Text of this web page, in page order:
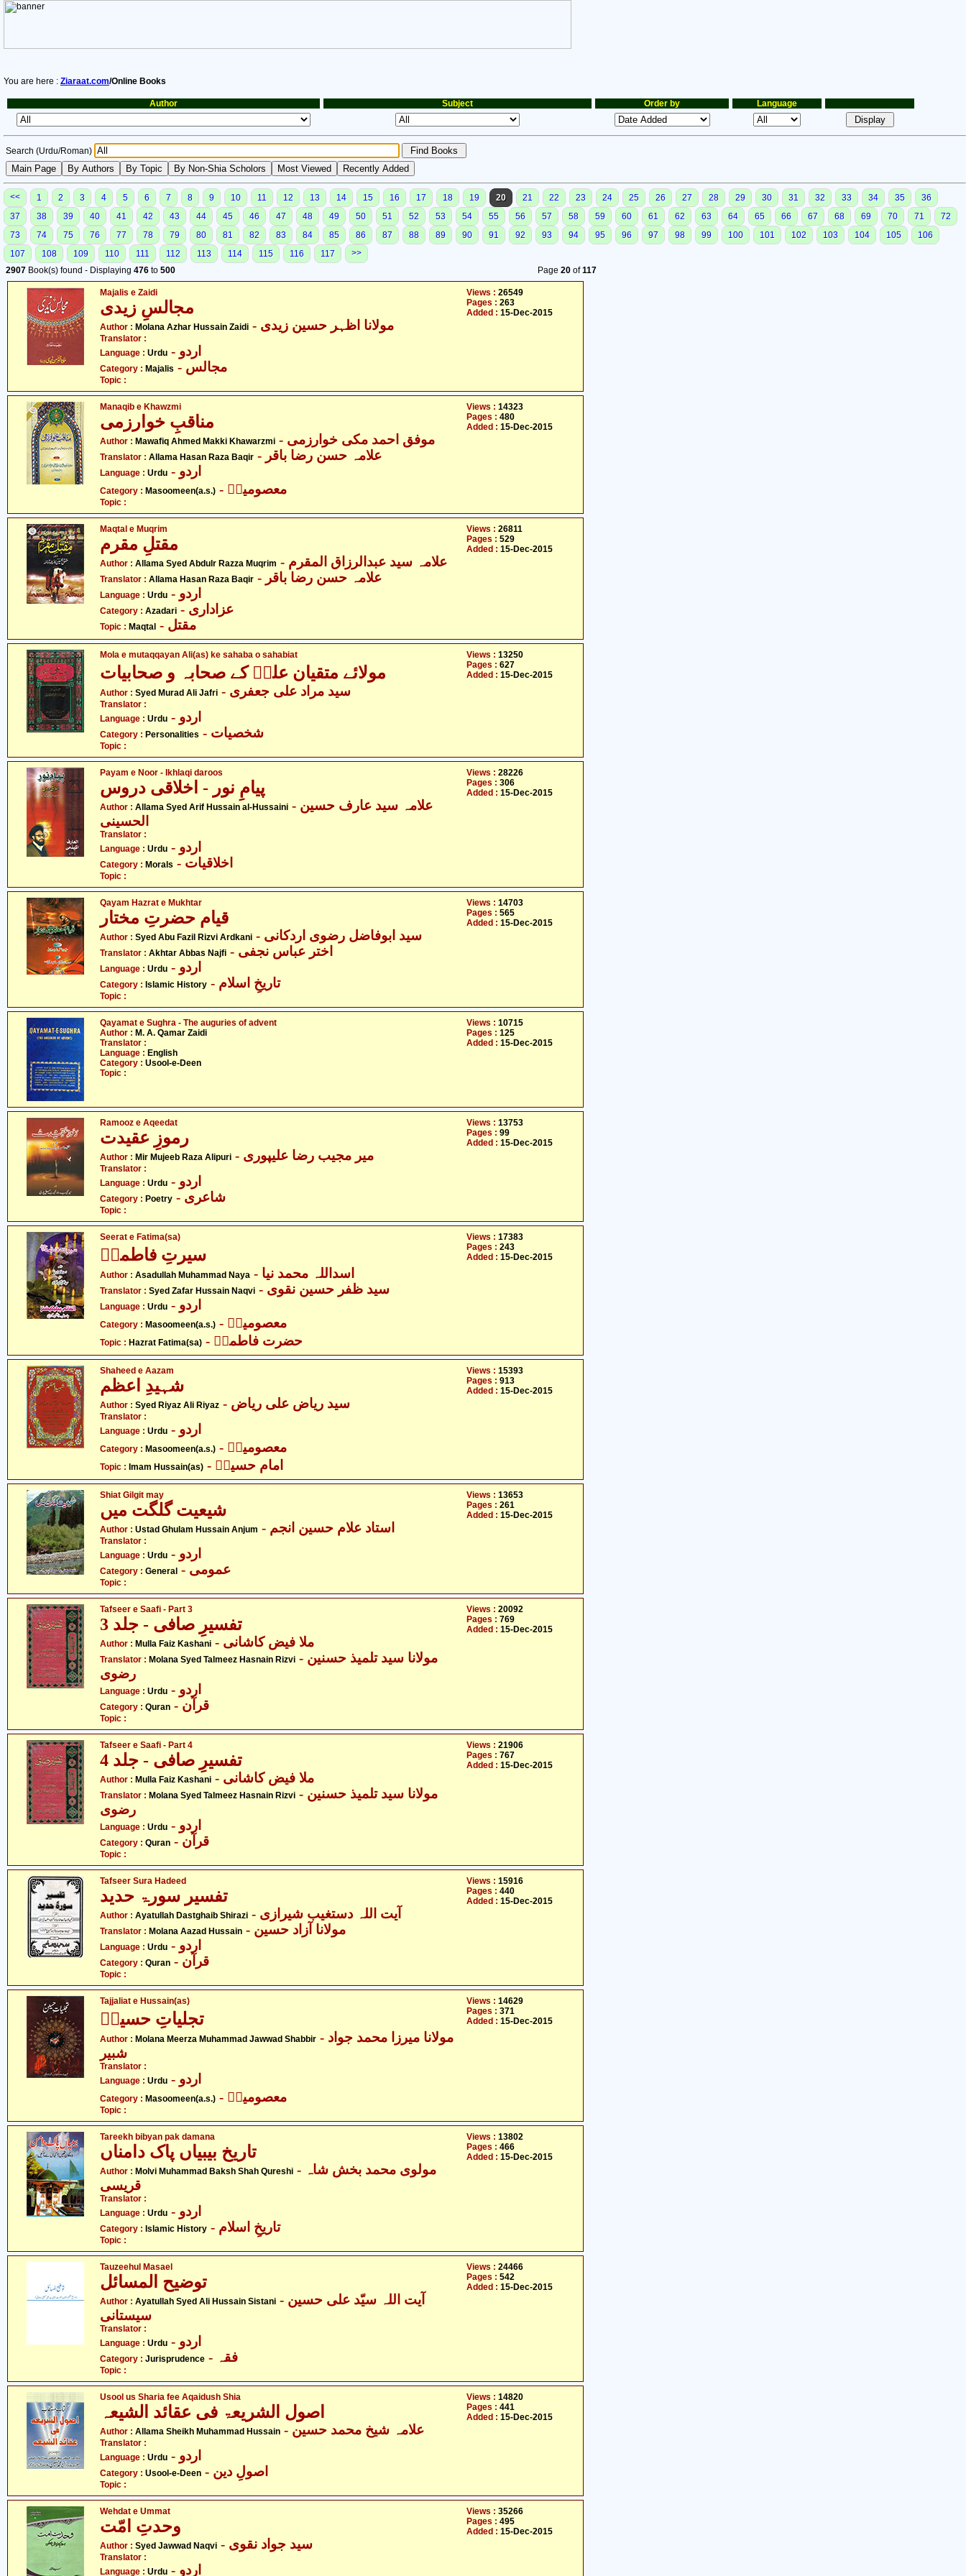
You are here : Ziaraat.com/Online Books
Author Subject Order by Language
Search (Urdu/Roman)
<< 1 2 3 4 5 6 7 8 9 10 11 12 13 14 15 16 17 18 19 20 21 22 23 24 25 26 27 28 29 30 31 32 33 34 35
36
37
38 39 40 41 42 43 44 45 46 47 48 49 50 51 52 53 54 55 56 57 58 59 60 61 62 63 64 65 66 67 68 69 70 71
72
73
74 75 76 77 78 79 80 81 82 83 84 85 86 87 88 89 90 91 92 93 94 95 96 97 98 99 100 101 102 103 104 105
106
107
108 109 110 111 112 113 114 115 116 117
>>
2907 Book(s) found - Displaying 476 to 500 Page 20of117
Majalis e Zaidi
مجالسِ زیدی
Author : Molana Azhar Hussain Zaidi - مولانا اظہر حسین زیدی
Translator :
Language : Urdu - اردو
Category : Majalis - مجالس
Topic :
Views : 26549
Pages : 263
Added : 15-Dec-2015
Manaqib e Khawzmi
مناقبِ خوارزمی
Author : Mawafiq Ahmed Makki Khawarzmi - موفق احمد مکی خوارزمی
Translator : Allama Hasan Raza Baqir - علامہ حسن رضا باقر
Language : Urdu - اردو
Category : Masoomeen(a.s.) - معصومینؑ
Topic :
Views : 14323
Pages : 480
Added : 15-Dec-2015
Maqtal e Muqrim
مقتلِ مقرم
Author : Allama Syed Abdulr Razza Muqrim - علامہ سید عبدالرزاق المقرم
Translator : Allama Hasan Raza Baqir - علامہ حسن رضا باقر
Language : Urdu - اردو
Category : Azadari - عزاداری
Topic : Maqtal - مقتل
Views : 26811
Pages : 529
Added : 15-Dec-2015
Mola e mutaqqayan Ali(as) ke sahaba o sahabiat
مولائے متقیان علیؑ کے صحابہ و صحابیات
Author : Syed Murad Ali Jafri - سید مراد علی جعفری
Translator :
Language : Urdu - اردو
Category : Personalities - شخصیات
Topic :
Views : 13250
Pages : 627
Added : 15-Dec-2015
Payam e Noor - Ikhlaqi daroos
پیامِ نور - اخلاقی دروس
Author : Allama Syed Arif Hussain al-Hussaini - علامہ سید عارف حسین
الحسینی
Translator :
Language : Urdu - اردو
Category : Morals - اخلاقیات
Topic :
Views : 28226
Pages : 306
Added : 15-Dec-2015
Qayam Hazrat e Mukhtar
قیام حضرتِ مختار
Author : Syed Abu Fazil Rizvi Ardkani - سید ابوفاضل رضوی اردکانی
Translator : Akhtar Abbas Najfi - اختر عباس نجفی
Language : Urdu - اردو
Category : Islamic History - تاریخِ اسلام
Topic :
Views : 14703
Pages : 565
Added : 15-Dec-2015
Qayamat e Sughra - The auguries of advent
Author : M. A. Qamar Zaidi
Translator :
Language : English
Category : Usool-e-Deen
Topic :
Views : 10715
Pages : 125
Added : 15-Dec-2015
Ramooz e Aqeedat
رموزِ عقیدت
Author : Mir Mujeeb Raza Alipuri - میر مجیب رضا علیپوری
Translator :
Language : Urdu - اردو
Category : Poetry - شاعری
Topic :
Views : 13753
Pages : 99
Added : 15-Dec-2015
Seerat e Fatima(sa)
سیرتِ فاطمہؑ
Author : Asadullah Muhammad Naya - اسداللہ محمد نیا
Translator : Syed Zafar Hussain Naqvi - سید ظفر حسین نقوی
Language : Urdu - اردو
Category : Masoomeen(a.s.) - معصومینؑ
Topic : Hazrat Fatima(sa) - حضرت فاطمہؑ
Views : 17383
Pages : 243
Added : 15-Dec-2015
Shaheed e Aazam
شہیدِ اعظم
Author : Syed Riyaz Ali Riyaz - سید ریاض علی ریاض
Translator :
Language : Urdu - اردو
Category : Masoomeen(a.s.) - معصومینؑ
Topic : Imam Hussain(as) - امام حسینؑ
Views : 15393
Pages : 913
Added : 15-Dec-2015
Shiat Gilgit may
شیعیت گلگت میں
Author : Ustad Ghulam Hussain Anjum - استاد علام حسین انجم
Translator :
Language : Urdu - اردو
Category : General - عمومی
Topic :
Views : 13653
Pages : 261
Added : 15-Dec-2015
Tafseer e Saafi - Part 3
تفسیرِ صافی - جلد 3
Author : Mulla Faiz Kashani - ملا فیض کاشانی
Translator : Molana Syed Talmeez Hasnain Rizvi - مولانا سید تلمیذ حسنین
رضوی
Language : Urdu - اردو
Category : Quran - قرآن
Topic :
Views : 20092
Pages : 769
Added : 15-Dec-2015
Tafseer e Saafi - Part 4
تفسیرِ صافی - جلد 4
Author : Mulla Faiz Kashani - ملا فیض کاشانی
Translator : Molana Syed Talmeez Hasnain Rizvi - مولانا سید تلمیذ حسنین
رضوی
Language : Urdu - اردو
Category : Quran - قرآن
Topic :
Views : 21906
Pages : 767
Added : 15-Dec-2015
Tafseer Sura Hadeed
تفسیر سورۃ حدید
Author : Ayatullah Dastghaib Shirazi - آیت اللہ دستغیب شیرازی
Translator : Molana Aazad Hussain - مولانا آزاد حسین
Language : Urdu - اردو
Category : Quran - قرآن
Topic :
Views : 15916
Pages : 440
Added : 15-Dec-2015
Tajjaliat e Hussain(as)
تجلیاتِ حسینؑ
Author : Molana Meerza Muhammad Jawwad Shabbir - مولانا میرزا محمد جواد
شبیر
Translator :
Language : Urdu - اردو
Category : Masoomeen(a.s.) - معصومینؑ
Topic :
Views : 14629
Pages : 371
Added : 15-Dec-2015
Tareekh bibyan pak damana
تاریخ بیبیاں پاک دامناں
Author : Molvi Muhammad Baksh Shah Qureshi - مولوی محمد بخش شاہ
قریسی
Translator :
Language : Urdu - اردو
Category : Islamic History - تاریخِ اسلام
Topic :
Views : 13802
Pages : 466
Added : 15-Dec-2015
Tauzeehul Masael
توضیح المسائل
Author : Ayatullah Syed Ali Hussain Sistani - آیت اللہ سیّد علی حسین
سیستانی
Translator :
Language : Urdu - اردو
Category : Jurisprudence - فقہ
Topic :
Views : 24466
Pages : 542
Added : 15-Dec-2015
Usool us Sharia fee Aqaidush Shia
اصول الشریعۃ فی عقائد الشیعہ
Author : Allama Sheikh Muhammad Hussain - علامہ شیخ محمد حسین
Translator :
Language : Urdu - اردو
Category : Usool-e-Deen - اصولِ دین
Topic :
Views : 14820
Pages : 441
Added : 15-Dec-2015
Wehdat e Ummat
وحدتِ امّت
Author : Syed Jawwad Naqvi - سید جواد نقوی
Translator :
Language : Urdu - اردو
Views : 35266
Pages : 495
Added : 15-Dec-2015